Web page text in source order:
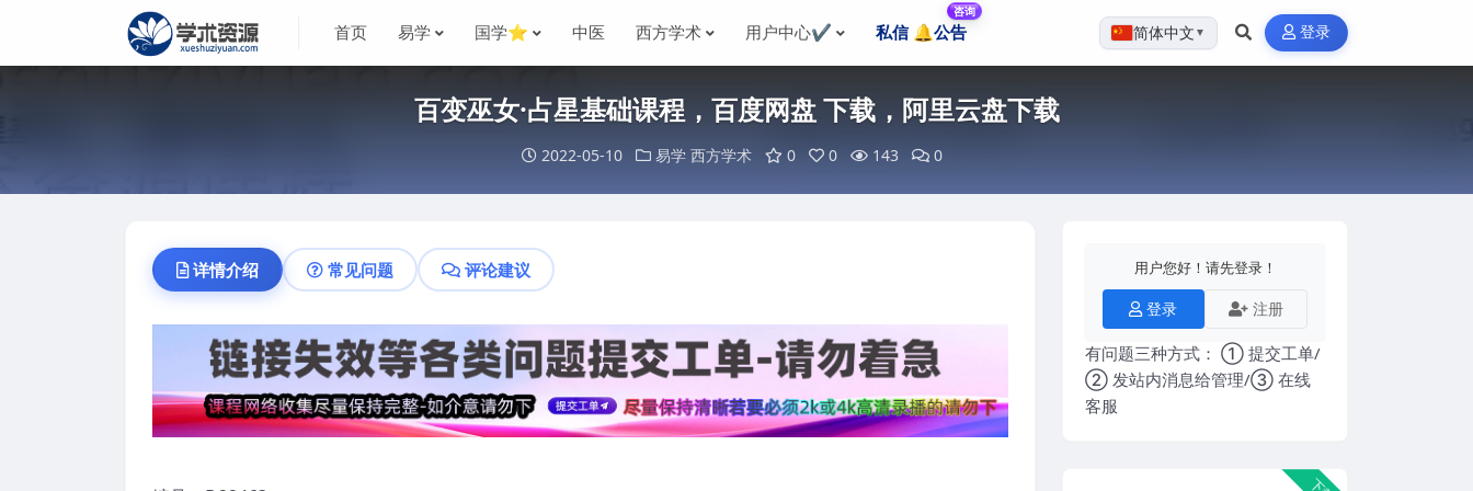
首页 易学 国学⭐ 中医 西方学术 用户中心✔️ 私信 🔔公告
咨询
简体中文 ▼ 登录
百变巫女·占星基础课程，百度网盘 下载，阿里云盘下载
2022-05-10 易学 西方学术 0 0 143 0
详情介绍 常见问题 评论建议 用户您好！请先登录！
登录 注册
有问题三种方式： ① 提交工单/
② 发站内消息给管理/③ 在线
客服